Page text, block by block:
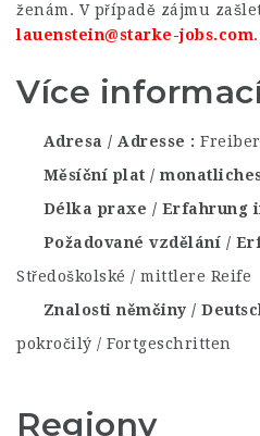
ženám. V případě zájmu
lauenstein@starke-jobs.com.
Více
Adresa / Adresse
Měsíční plat /
Délka praxe / Erfahrung
Požadované vzdělání /
Středoškolské / mittlere Reife
Znalosti němčiny /
pokročilý / Fortgeschritten
Regiony